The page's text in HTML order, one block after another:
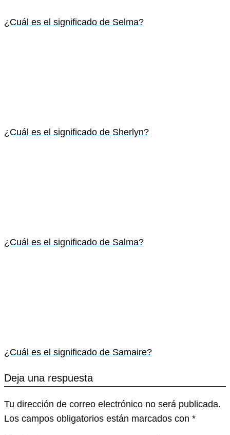
¿Cuál es el significado de Selma?
¿Cuál es el significado de Sherlyn?
¿Cuál es el significado de Salma?
¿Cuál es el significado de Samaire?
Deja una respuesta
Tu dirección de correo electrónico no será publicada.
Los campos obligatorios están marcados con *